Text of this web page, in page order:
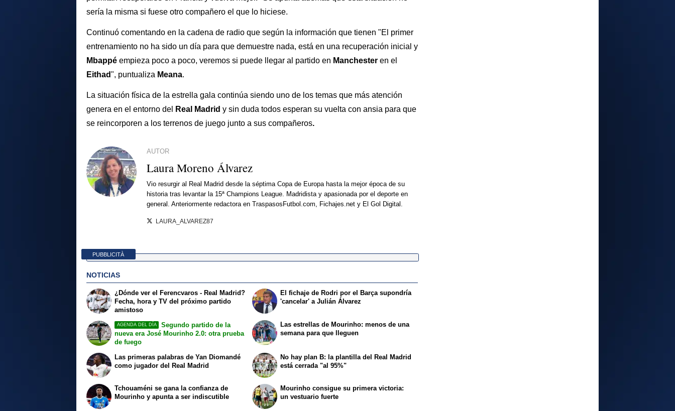
sería la misma si fuese otro compañero el que lo hiciese.
Continuó comentando en la cadena de radio que según la información que tienen "El primer
entrenamiento no ha sido un día para que demuestre nada, está en una recuperación inicial y
Mbappé empieza poco a poco, veremos si puede llegar al partido en Manchester en el
Eithad", puntualiza Meana.
La situación física de la estrella gala continúa siendo uno de los temas que más atención
genera en el entorno del
Real Madrid y sin duda todos esperan su vuelta con ansia para que
se reincorporen a los terrenos de juego junto a sus compañeros.
AUTOR
Laura Moreno Álvarez
Vio resurgir al Real Madrid desde la séptima Copa de Europa hasta la mejor época de su
historia tras levantar la 15ª Champions League. Madridista y apasionada por el deporte en
general. Anteriormente redactora en TraspasosFutbol.com, Fichajes.net y El Gol Digital.
LAURA_ALVAREZ87
PUBBLICITÀ
NOTICIAS
¿Dónde ver el Ferencvaros - Real Madrid?
Fecha, hora y TV del próximo partido
amistoso
AGENDA DEL DÍA
Segundo partido de la
nueva era José Mourinho 2.0: otra prueba
de fuego
El fichaje de Rodri por el Barça supondría
'cancelar' a Julián Álvarez
Las estrellas de Mourinho: menos de una
semana para que lleguen
Las primeras palabras de Yan Diomandé
como jugador del Real Madrid
Tchouaméni se gana la confianza de
Mourinho y apunta a ser indiscutible
No hay plan B: la plantilla del Real Madrid
está cerrada "al 95%"
Mourinho consigue su primera victoria:
un vestuario fuerte